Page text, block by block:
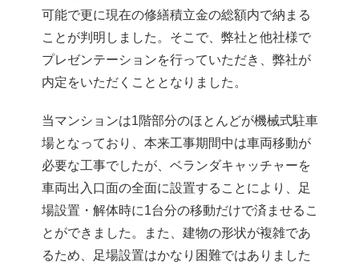
可能で更に現在の修繕積立金の総額内で納まる
ことが判明しました。そこで、弊社と他社様で
プレゼンテーションを行っていただき、弊社が
内定をいただくこととなりました。
当マンションは1階部分のほとんどが機械式駐車
場となっており、本来工事期間中は車両移動が
必要な工事でしたが、ベランダキャッチャーを
車両出入口面の全面に設置することにより、足
場設置・解体時に1台分の移動だけで済ませるこ
とができました。また、建物の形状が複雑であ
るため、足場設置はかなり困難ではありました